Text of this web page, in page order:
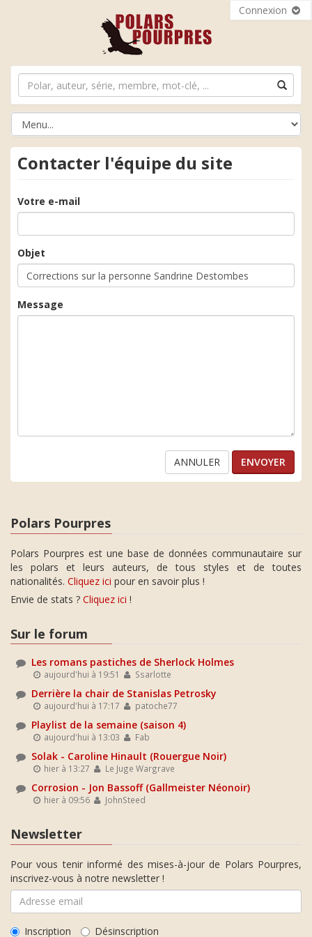
Connexion
Contacter l'équipe du site
Votre e-mail
Objet
Message
ANNULER
Polars Pourpres
Polars Pourpres est une base de données communautaire sur
les polars et leurs auteurs, de tous styles et de toutes
nationalités. Cliquez ici pour en savoir plus !
Envie de stats ? Cliquez ici !
Sur le forum
Les romans pastiches de Sherlock Holmes
aujourd'hui à 19:51 Ssarlotte
Derrière la chair de Stanislas Petrosky
aujourd'hui à 17:17 patoche77
Playlist de la semaine (saison 4)
aujourd'hui à 13:03 Fab
Solak - Caroline Hinault (Rouergue Noir)
hier à 13:27 Le Juge Wargrave
Corrosion - Jon Bassoff (Gallmeister Néonoir)
hier à 09:56 JohnSteed
Newsletter
Pour vous tenir informé des mises-à-jour de Polars Pourpres,
inscrivez-vous à notre newsletter !
Inscription Désinscription